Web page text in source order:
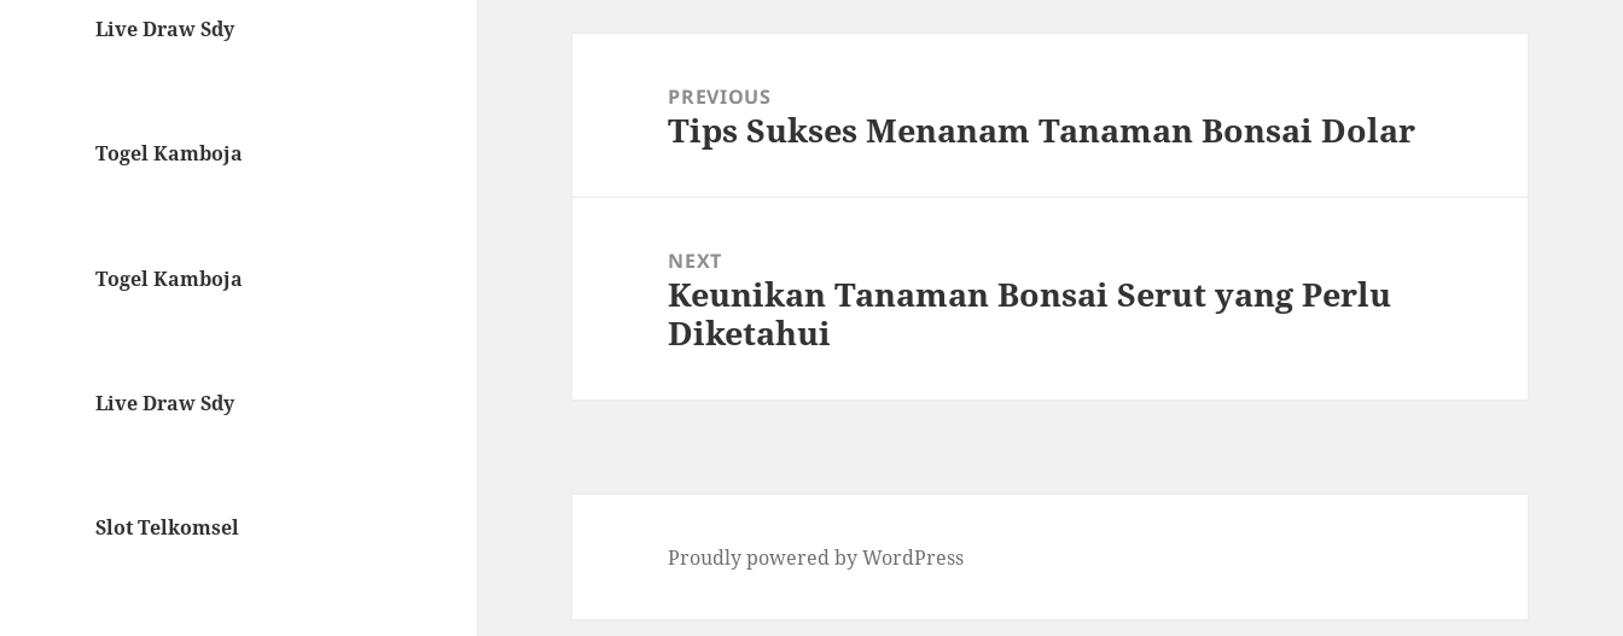
Live Draw Sdy
Togel Kamboja
Togel Kamboja
Live Draw Sdy
Slot Telkomsel
navigationPREVIOUS
Previous
Tips Sukses Menanam Tanaman Bonsai Dolar
NEXT
Next
post:
Keunikan Tanaman Bonsai Serut yang Perlu
Diketahui
Proudly powered by WordPress